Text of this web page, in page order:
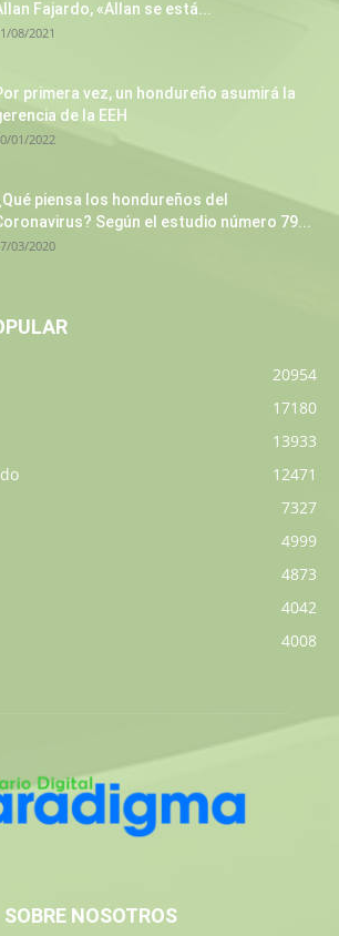
Fajardo, «Allan se está...
08/2021
primera vez, un hondureño asumirá la
de la EEH
01/2022
piensa los hondureños del
Según el estudio número 79...
03/2020
20954
17180
13933
12471
7327
4999
4873
4042
4008
SOBRE NOSOTROS